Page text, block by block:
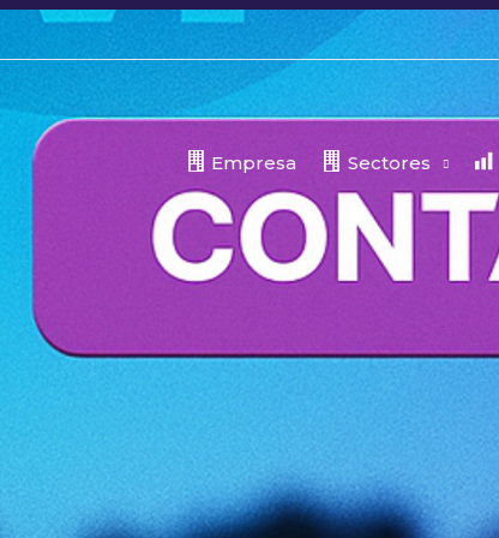
Empresa Sectores